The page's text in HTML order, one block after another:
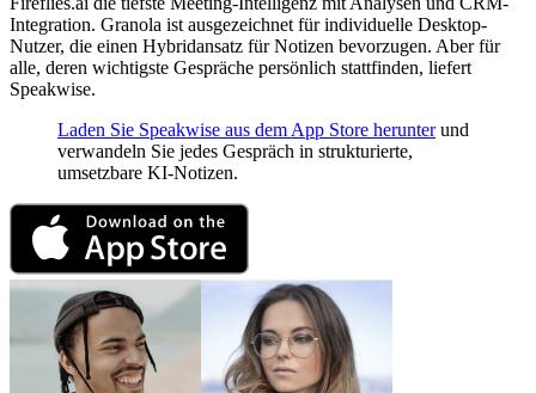
Integration. Granola ist ausgezeichnet für individuelle Desktop-
Nutzer, die einen Hybridansatz für Notizen bevorzugen. Aber für
alle, deren wichtigste Gespräche persönlich stattfinden, liefert
Speakwise.
Laden Sie Speakwise aus dem App Store herunterund
verwandeln Sie jedes Gespräch in strukturierte,
umsetzbare KI-Notizen.